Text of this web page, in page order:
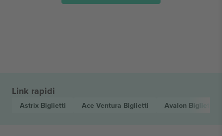
Link rapidi
Astrix Biglietti Ace Ventura Biglietti Avalon Biglietti